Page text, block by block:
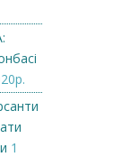
1